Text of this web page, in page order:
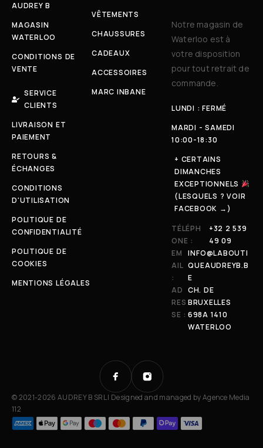
AUDREY B
MAGASIN
WATERLOO
CONDITIONS DE
VENTE
SERVICE
CLIENTS
LIVRAISON ET
PAIEMENT
RETOURS &
ÉCHANGES
CONDITIONS
D'UTILISATION
POLITIQUE DE
CONFIDENTIALITÉ
POLITIQUE DE
COOKIES
MENTIONS LÉGALES
VÊTEMENTS
CHAUSSURES
CADEAUX
ACCESSOIRES
MARC INBANE
Notre magasin de
Waterloo est à
votre disposition
pour tout retrait de
commande.
LUNDI : FERMÉ
MARDI - SAMEDI
10:00-18:30
+ CERTAINS
DIMANCHES
EXCEPTIONNELS
(LESQUELS ? VOIR
FACEBOOK →)
TÉLÉPH
ONE :
+32 2 539
49 09
EM
AIL
:
INFO@LABOUTI
QUEAUDREYB.B
E
AD
RES
SE :
CH. DE
BRUXELLES
698A 1410
WATERLOO
© 2021-2026 AUDREY B SRL | Designed and managed byAgence Media
112